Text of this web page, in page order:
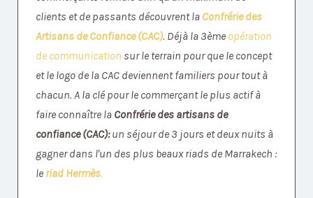
clients et de passants découvrent la Confrérie des
Artisans de Confiance (CAC). Déjà la 3ème opération
de communication sur le terrain pour que le concept
et le logo de la CAC deviennent familiers pour tout à
chacun. A la clé pour le commerçant le plus actif à
faire connaître la Confrérie des artisans de
confiance (CAC):un séjour de 3 jours et deux nuits à
gagner dans l'un des plus beaux riads de Marrakech :
le riad Hermès.